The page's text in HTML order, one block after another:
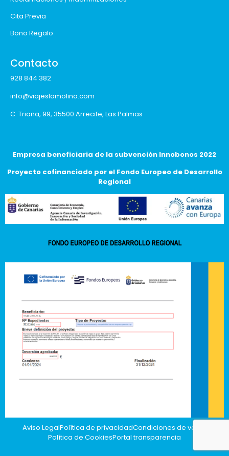
Cita Previa
Bono Regalo
Contacto
928 844 382
info@viajeslamolina.com
C. Triana, 99, 35500 Arrecife, Las Palmas
Empresa beneficiaria de la subvención Innobonos 2022
Proyecto cofinanciado por el Fondo Europeo de Desarrollo
Regional
Aviso LegalPolítica de privacidadCondiciones de venta
Política de CookiesPortal transparencia